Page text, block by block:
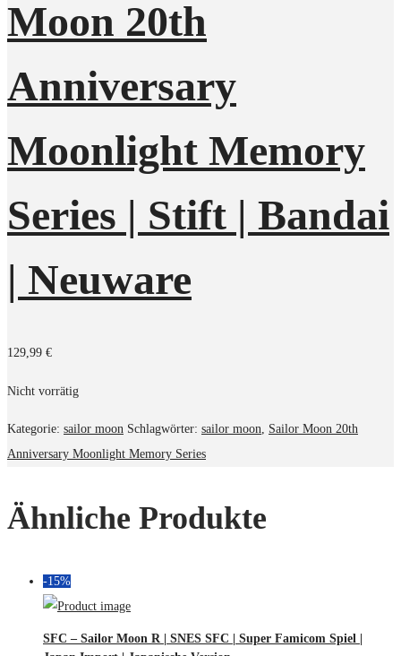
Moon 20th
Anniversary
Moonlight Memory
Series | Stift | Bandai
| Neuware
129,99 €
Nicht vorrätig
Kategorie: sailor moon Schlagwörter: sailor moon, Sailor Moon 20th
Anniversary Moonlight Memory Series
Ähnliche Produkte
-15%
SFC – Sailor Moon R | SNES SFC | Super Famicom Spiel |